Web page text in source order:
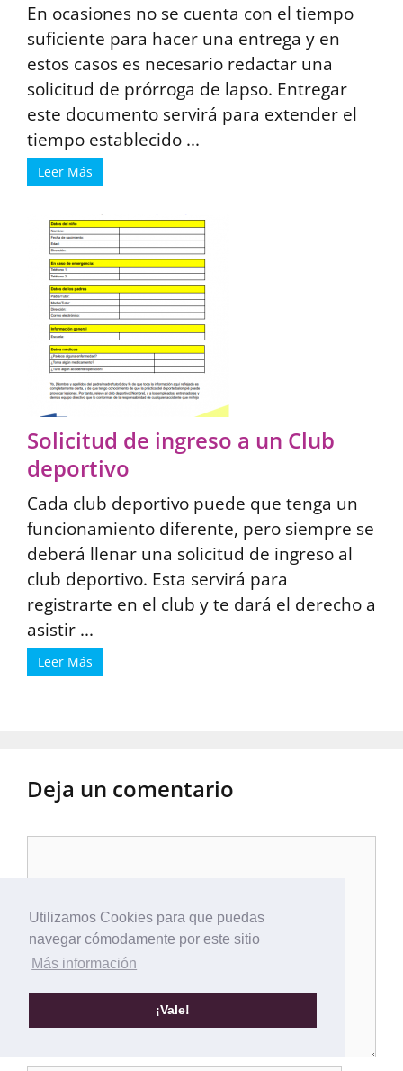
Utilizamos Cookies para que puedas
navegar cómodamente por este sitio
Más información
¡Vale!
En ocasiones no se cuenta con el tiempo
suficiente para hacer una entrega y en
estos casos es necesario redactar una
solicitud de prórroga de lapso. Entregar
este documento servirá para extender el
tiempo establecido ...
Leer Más
Solicitud de ingreso a un Club
deportivo
Cada club deportivo puede que tenga un
funcionamiento diferente, pero siempre se
deberá llenar una solicitud de ingreso al
club deportivo. Esta servirá para
registrarte en el club y te dará el derecho a
asistir ...
Leer Más
Deja un comentario